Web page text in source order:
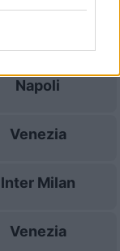
Napoli
Venezia
Inter Milan
Venezia